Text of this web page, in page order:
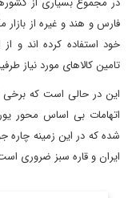
فارس و هند و غیره از بازار
خود استفاده کرده اند و
تامین کالاهای مورد نیاز
این در حالی است که برخی
اتهامات بی اساس محور
شده که در این زمینه چاره
ایران و قاره سبز ضروری